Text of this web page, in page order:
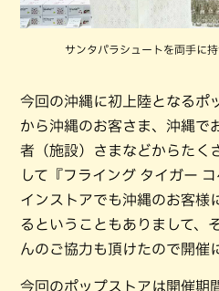
サンタパラシュートを両手に
今回の沖縄に初上陸となるポ
から沖縄のお客さま、沖縄で
者（施設）さまなどからたく
して『フライング タイガー
インストアでも沖縄のお客様
るということもありまして、
んのご協力も頂けたので開催
今回のポップストアは開催期